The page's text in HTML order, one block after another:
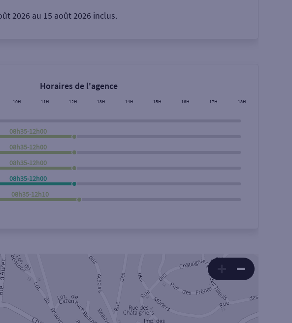
2026 au 15 août 2026 inclus.
Horaires de l'agence
10H 11H 12H 13H 14H 15H 16H 17H 18H
08h35-12h00
08h35-12h00
08h35-12h00
08h35-12h00
08h35-12h10